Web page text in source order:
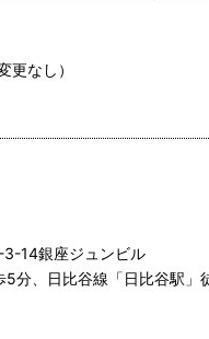
更なし）
14銀座ジュンビル
5分、日比谷線「日比谷駅」